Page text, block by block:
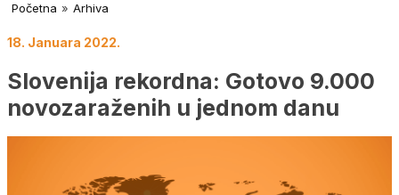
Početna » Arhiva
18. Januara 2022.
Slovenija rekordna: Gotovo 9.000
novozaraženih u jednom danu